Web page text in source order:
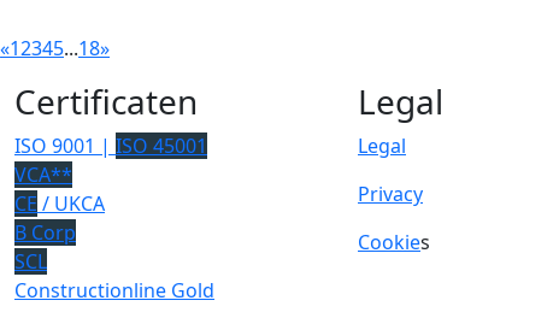
«12345...18»
Certificaten
ISO 9001 | ISO 45001
VCA**
CE / UKCA
B Corp
SCL
Constructionline Gold
Legal
Legal
Privacy
Cookies